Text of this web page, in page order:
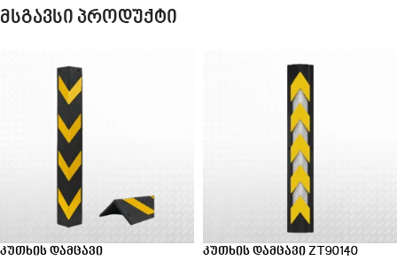
მსგავსი პროდუქტი
კუთხის დამცავი კუთხის დამცავი ZT90140